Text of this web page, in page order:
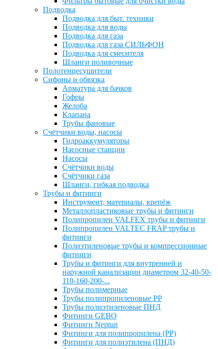
Подводка
Подводка для быт. техники
Подводка для воды
Подводка для газа
Подводка для газа СИЛЬФОН
Подводка для смесителя
Шланги поливочные
Полотенцесушители
Сифоны и обвязка
Арматура для бачков
Гофры
Желоба
Клапана
Трубы фановые
Счётчики воды, насосы
Гидроаккумуляторы
Насосные станции
Насосы
Счётчики воды
Счётчики газа
Шланги, гибкая подводка
Трубы и фитинги
Инструмент, материалы, крепёж
Металлопластиковые трубы и фитинги
Полипропилен VALFEX трубы и фитинги
Полипропилен VALTEC FRAP трубы и
фитинги
Полиэтиленовые трубы и компрессионные
фитинги
Трубы и фитинги для внутренней и
наружной канализации диаметром 32-40-50-
110-160-200-...
Трубы полимерные
Трубы полипропиленовые PP
Трубы полиэтиленовые ПНД
Фитинги GEBO
Фитинги Neptun
Фитинги для полипропилена (PP)
Фитинги для полиэтилена (ПНД)